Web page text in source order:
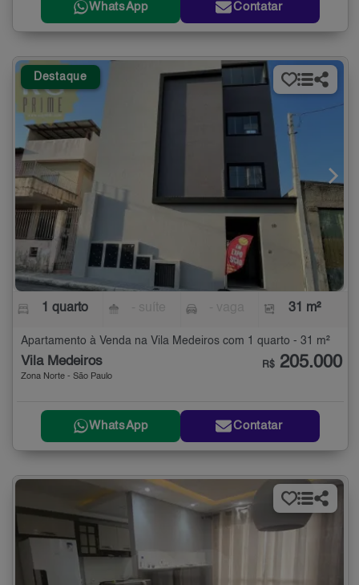
WhatsApp Contatar
Destaque
1 quarto 31 m²
Apartamento à Venda na Vila Medeiros com 1 quarto - 31 m²
Vila Medeiros
Zona Norte - São Paulo
R$ 205.000
WhatsApp Contatar